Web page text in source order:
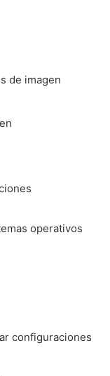
de imagen
operativos
configuraciones